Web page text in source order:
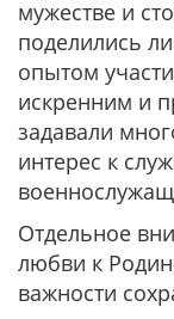
мужестве и
поделились
опытом
искренним и
задавали
интерес к
Отдельное
любви к
важности